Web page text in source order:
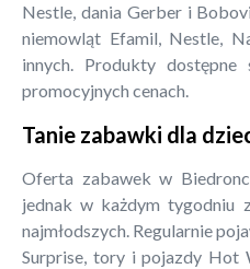
Nestle, dania Gerber i
niemowląt Efamil, Nestle,
innych. Produkty
promocyjnych cenach.
Tanie zabawki dla
Oferta zabawek w
jednak w każdym tygodniu
najmłodszych. Regularnie
Surprise, tory i pojazdy Hot